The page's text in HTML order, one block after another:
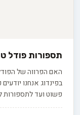
תספורות פודל
האם הפרווה של
בפינדוג אנחנו
פשוט ועד לתספורות
הכלב שלכם בריא,